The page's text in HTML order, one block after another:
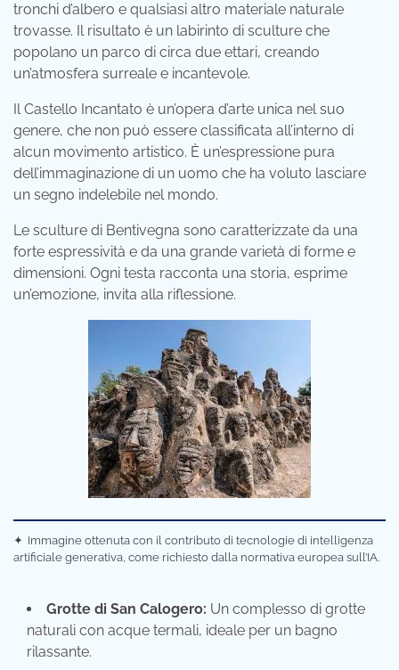
tronchi d’albero e qualsiasi altro materiale naturale
trovasse. Il risultato è un labirinto di sculture che
popolano un parco di circa due ettari, creando
un’atmosfera surreale e incantevole.
Il Castello Incantato è un’opera d’arte unica nel suo
genere, che non può essere classificata all’interno di
alcun movimento artistico. È un’espressione pura
dell’immaginazione di un uomo che ha voluto lasciare
un segno indelebile nel mondo.
Le sculture di Bentivegna sono caratterizzate da una
forte espressività e da una grande varietà di forme e
dimensioni. Ogni testa racconta una storia, esprime
un’emozione, invita alla riflessione.
✦ Immagine ottenuta con il contributo di tecnologie di intelligenza
artificiale generativa, come richiesto dalla normativa europea sull’IA.
Grotte di San Calogero: Un complesso di grotte
naturali con acque termali, ideale per un bagno
rilassante.